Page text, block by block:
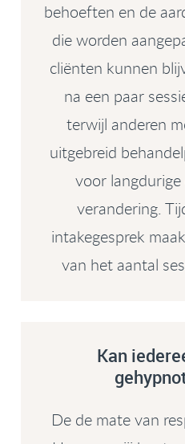
behoeften en de
die worden
cliënten kunnen
na een paar
terwijl anderen
uitgebreid
voor
verandering.
intakegesprek
van het aantal
Kan
De de mate van